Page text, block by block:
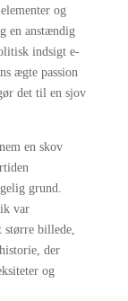
og
en anstændig
indsigt e-
ægte passion
det til en sjov
en skov
grund.
var
større billede,
der
og